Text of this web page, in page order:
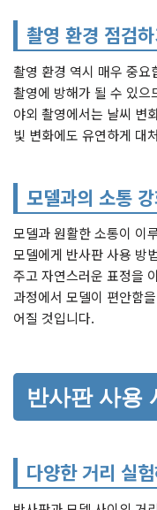
촬영 환경 점검
촬영 환경 역시 매우 중요
촬영에 방해가 될 수 있으
야외 촬영에서는 날씨 변
빛 변화에도 유연하게 대
모델과의 소통
모델과 원활한 소통이 이
모델에게 반사판 사용 방
주고 자연스러운 표정을
과정에서 모델이 편안함
어질 것입니다.
반사판 사용
다양한 거리 실